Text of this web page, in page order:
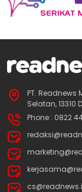
PT.
Selatan,
Phone : 0822